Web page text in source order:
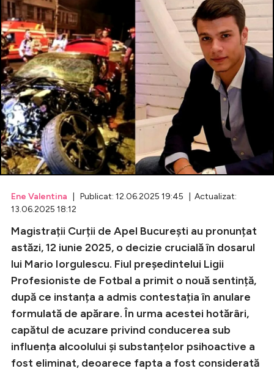
Evenimente
Emisiuni TV
Horoscop
Lifestyle
Celebrități
Breaking News
Intră în cont
Creează cont
Ene Valentina | Publicat: 12.06.2025 19:45 | Actualizat:
13.06.2025 18:12
Magistrații Curții de Apel București au pronunțat
astăzi, 12 iunie 2025, o decizie crucială în dosarul
lui Mario Iorgulescu. Fiul președintelui Ligii
Profesioniste de Fotbal a primit o nouă sentință,
după ce instanța a admis contestația în anulare
formulată de apărare. În urma acestei hotărâri,
capătul de acuzare privind conducerea sub
influența alcoolului și substanțelor psihoactive a
fost eliminat, deoarece fapta a fost considerată